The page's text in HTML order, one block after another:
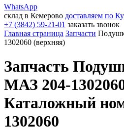
WhatsApp
склад в Кемерово доставляем по
+7 (3842) 59-21-01 заказать звонок
Главная страница Запчасти
1302060 (верхняя)
Запчасть
МАЗ 204-
Каталожный
1302060